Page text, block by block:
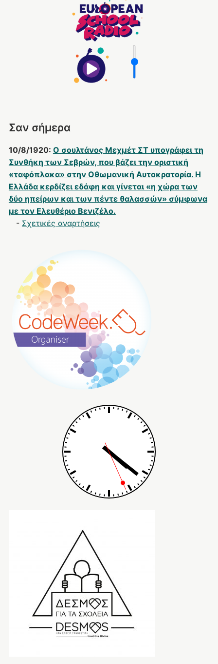
Σαν σήμερα
10/8/1920: Ο σουλτάνος Μεχμέτ ΣΤ υπογράφει τη
Συνθήκη των Σεβρών, που βάζει την οριστική
«ταφόπλακα» στην Οθωμανική Αυτοκρατορία. Η
Ελλάδα κερδίζει εδάφη και γίνεται «η χώρα των
δύο ηπείρων και των πέντε θαλασσών» σύμφωνα
με τον Ελευθέριο Βενιζέλο.
- Σχετικές αναρτήσεις